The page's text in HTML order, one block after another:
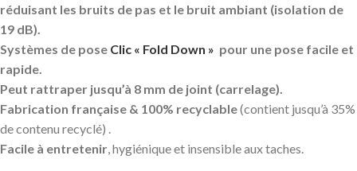
réduisant les bruits de pas et le bruit ambiant (isolation de
19 dB).
Systèmes de pose Clic « Fold Down » pour une pose facile et
rapide.
Peut rattraper jusqu’à 8 mm de joint (carrelage).
Fabrication française & 100% recyclable(contient jusqu’à 35%
de contenu recyclé) .
Facile à entretenir, hygiénique et insensible aux taches.